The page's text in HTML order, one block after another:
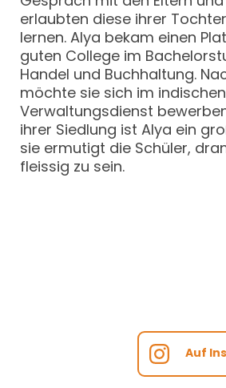
erlaubten diese ihrer
lernen. Alya bekam einen
guten College im
Handel und Buchhaltung.
möchte sie sich im indischen
Verwaltungsdienst
ihrer Siedlung ist Alya ein
sie ermutigt die Schüler,
fleissig zu sein.
Auf